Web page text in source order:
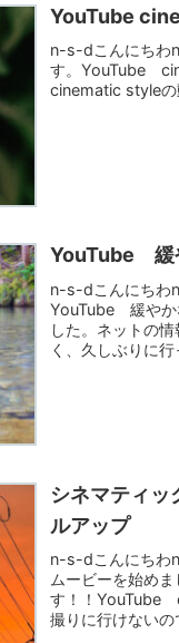
YouTube
n-s-dこんにちわ
す。YouTube
cinematic styleの
YouTube 緩
n-s-dこんにちわ
YouTube 緩やか
した。ネットの
く、久しぶりに
シネマティッ
ルアップ
n-s-dこんにちわ
ムービーを始め
す！！YouTube
撮りに行けない